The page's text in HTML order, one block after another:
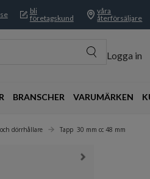
bli
företagskund
våra
återförsäljare
Logga in
BRANSCHER VARUMÄRKEN
dörrhållare Tapp  30 mm cc 48 mm